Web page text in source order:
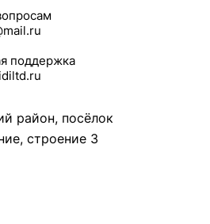
поддержка
район, посёлок
строение 3